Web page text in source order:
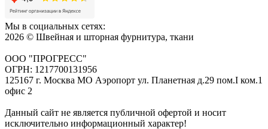
Мы в социальных сетях:
2026 © Швейная и шторная фурнитура, ткани
ООО "ПРОГРЕСС"
ОГРН: 1217700131956
125167 г. Москва МО Аэропорт ул. Планетная д.29 пом.I ком.1
офис 2
Данный сайт не является публичной офертой и носит
исключительно информационный характер!